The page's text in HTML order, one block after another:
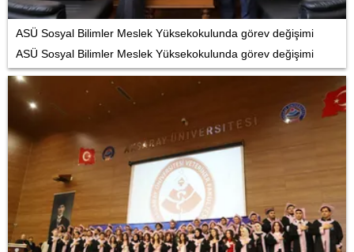
ASÜ Sosyal Bilimler Meslek Yüksekokulunda görev değişimi
ASÜ Sosyal Bilimler Meslek Yüksekokulunda görev değişimi